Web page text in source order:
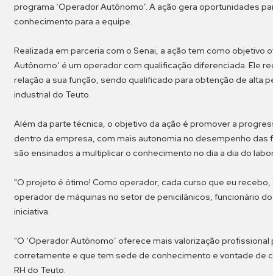
programa ‘Operador Autônomo’. A ação gera oportunidades
conhecimento para a equipe.
Realizada em parceria com o Senai, a ação tem como objetivo
Autônomo’ é um operador com qualificação diferenciada. Ele
relação a sua função, sendo qualificado para obtenção de alta
industrial do Teuto.
Além da parte técnica, o objetivo da ação é promover a
dentro da empresa, com mais autonomia no desempenho
são ensinados a multiplicar o conhecimento no dia a dia do
"O projeto é ótimo! Como operador, cada curso que eu
operador de máquinas no setor de penicilânicos, funcionário
iniciativa.
"O ‘Operador Autônomo’ oferece mais valorização
corretamente e que tem sede de conhecimento e vontade de
RH do Teuto.